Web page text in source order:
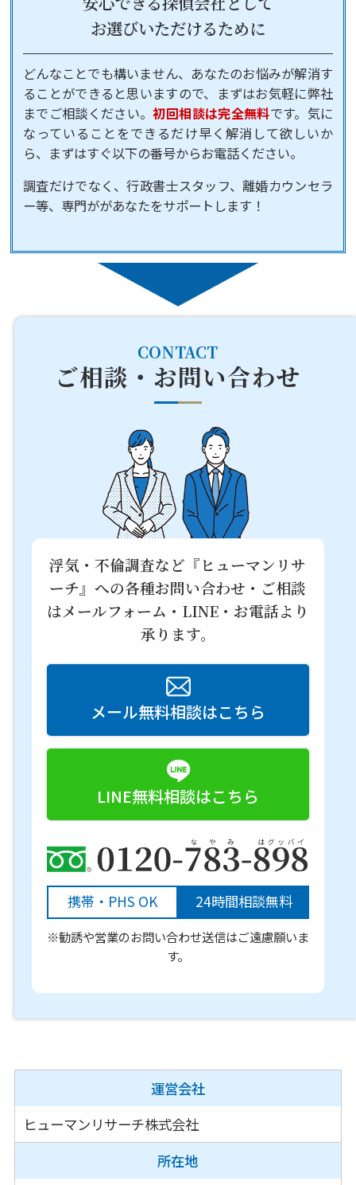
お選びいただけるために
どんなことでも構いません、あなたのお悩みが解消す
ることができると思いますので、まずはお気軽に弊社
までご相談ください。初回相談は完全無料です。気に
なっていることをできるだけ早く解消して欲しいか
ら、まずはすぐ以下の番号からお電話ください。
調査だけでなく、行政書士スタッフ、離婚カウンセラ
ー等、専門ががあなたをサポートします！
CONTACT
ご相談・お問い合わせ
浮気・不倫調査など『ヒューマンリサ
ーチ』への各種お問い合わせ・ご相談
はメールフォーム・LINE・お電話より
承ります。
メール無料相談はこちら
LINE無料相談はこちら
携帯・PHS OK 24時間相談無料
※勧誘や営業のお問い合わせ送信はご遠慮願いま
す。
運営会社
ヒューマンリサーチ株式会社
所在地